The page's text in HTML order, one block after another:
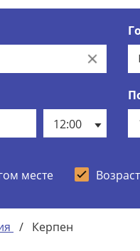
Clear
12:00
месте
/ Керпен